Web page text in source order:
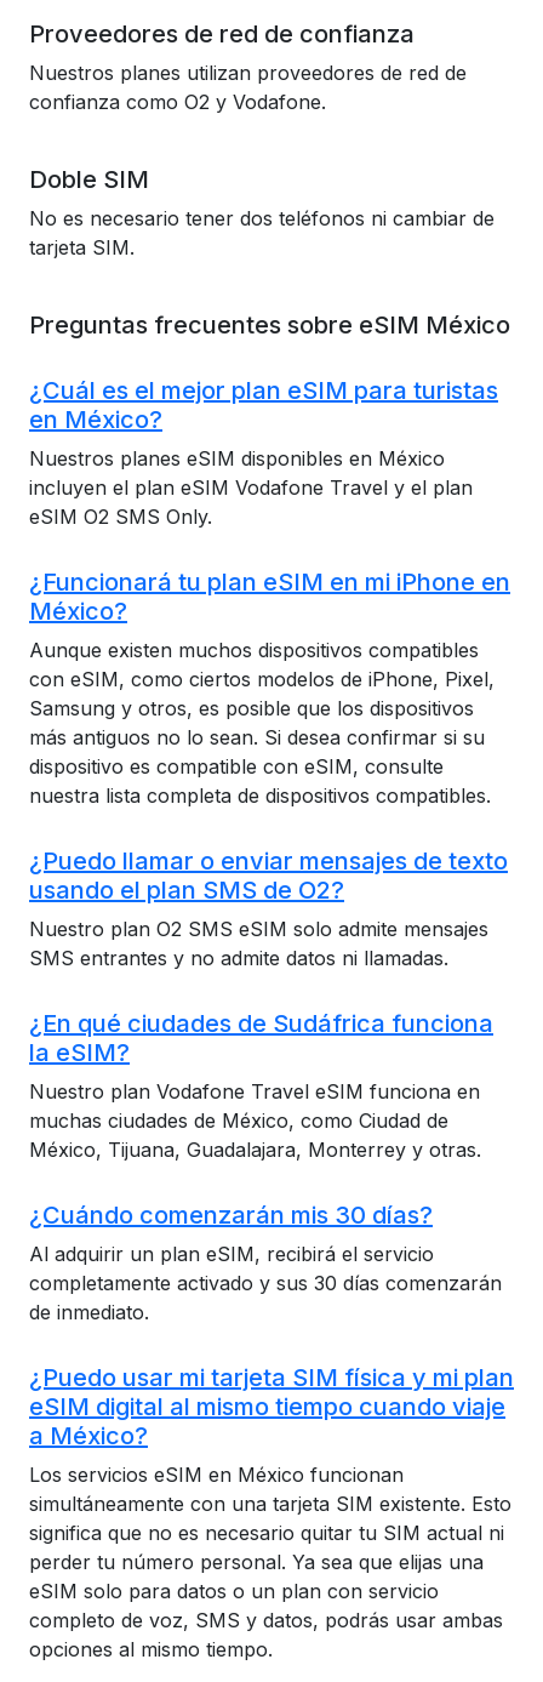
Proveedores de red de confianza
Nuestros planes utilizan proveedores de red de
confianza como O2 y Vodafone.
Doble SIM
No es necesario tener dos teléfonos ni cambiar de
tarjeta SIM.
Preguntas frecuentes sobre eSIM México
¿Cuál es el mejor plan eSIM para turistas
en México?
Nuestros planes eSIM disponibles en México
incluyen el plan eSIM Vodafone Travel y el plan
eSIM O2 SMS Only.
¿Funcionará tu plan eSIM en mi iPhone en
México?
Aunque existen muchos dispositivos compatibles
con eSIM, como ciertos modelos de iPhone, Pixel,
Samsung y otros, es posible que los dispositivos
más antiguos no lo sean. Si desea confirmar si su
dispositivo es compatible con eSIM, consulte
nuestra lista completa de dispositivos compatibles.
¿Puedo llamar o enviar mensajes de texto
usando el plan SMS de O2?
Nuestro plan O2 SMS eSIM solo admite mensajes
SMS entrantes y no admite datos ni llamadas.
¿En qué ciudades de Sudáfrica funciona
la eSIM?
Nuestro plan Vodafone Travel eSIM funciona en
muchas ciudades de México, como Ciudad de
México, Tijuana, Guadalajara, Monterrey y otras.
¿Cuándo comenzarán mis 30 días?
Al adquirir un plan eSIM, recibirá el servicio
completamente activado y sus 30 días comenzarán
de inmediato.
¿Puedo usar mi tarjeta SIM física y mi plan
eSIM digital al mismo tiempo cuando viaje
a México?
Los servicios eSIM en México funcionan
simultáneamente con una tarjeta SIM existente. Esto
significa que no es necesario quitar tu SIM actual ni
perder tu número personal. Ya sea que elijas una
eSIM solo para datos o un plan con servicio
completo de voz, SMS y datos, podrás usar ambas
opciones al mismo tiempo.